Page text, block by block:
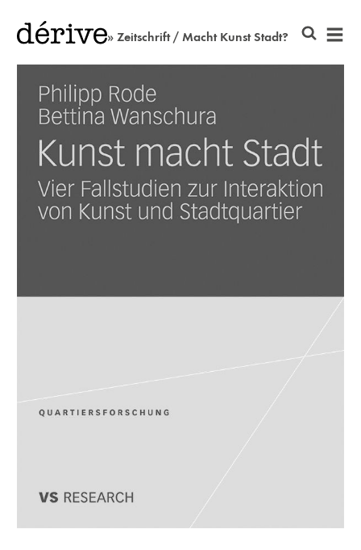
» Zeitschrift / Macht Kunst Stadt?